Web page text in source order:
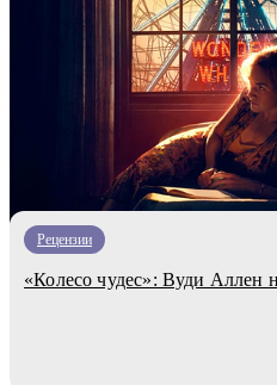
Рецензии
«Колесо чудес»: Вуди Аллен